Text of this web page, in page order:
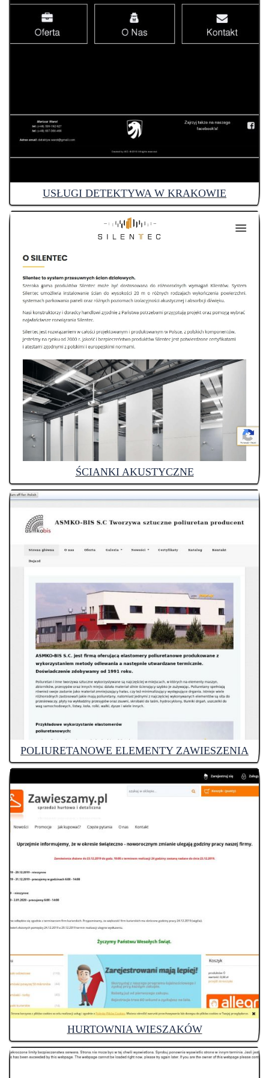
USŁUGI DETEKTYWA W KRAKOWIE
ŚCIANKI AKUSTYCZNE
POLIURETANOWE ELEMENTY ZAWIESZENIA
HURTOWNIA WIESZAKÓW